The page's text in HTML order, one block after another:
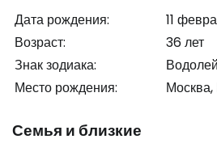
Дата рождения:
11
Возраст:
36 лет
Знак зодиака:
Водолей
Место рождения:
Москва,
Семья и близкие